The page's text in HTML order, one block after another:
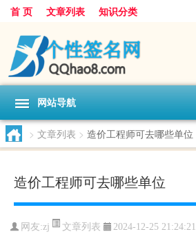
首 页 文章列表 知识分类
网站导航
> 文章列表 > 造价工程师可去哪些单位
造价工程师可去哪些单位
网友:zj 文章列表 2024-12-25 21:24:21